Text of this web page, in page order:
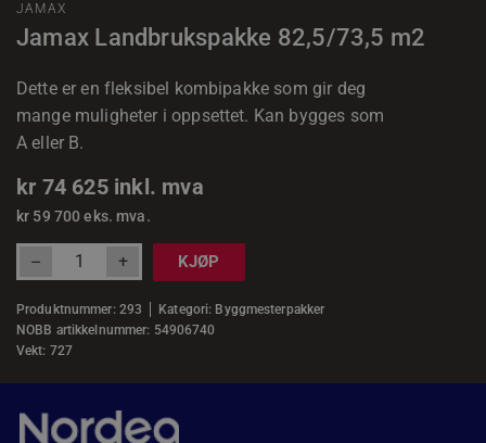
JAMAX
Jamax Landbrukspakke 82,5/73,5 m2
Dette er en fleksibel kombipakke som gir deg
mange muligheter i oppsettet. Kan bygges som
A eller B.
kr 74 625inkl. mva
kr 59 700eks. mva.
– + KJØP
Produktnummer: 293 Kategori: Byggmesterpakker
NOBB artikkelnummer: 54906740
Vekt: 727